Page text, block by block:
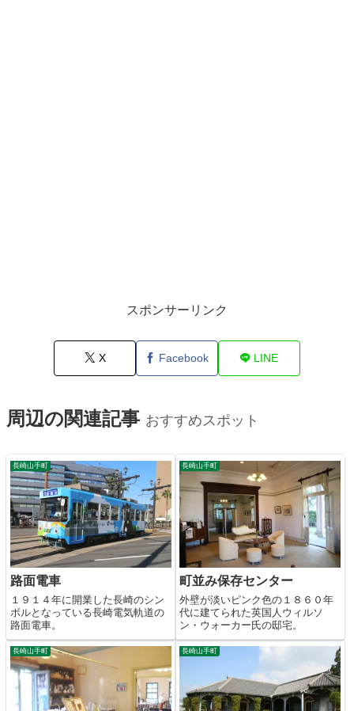
スポンサーリンク
X Facebook LINE
周辺の関連記事 おすすめスポット
長崎山手町
路面電車
１９１４年に開業した長崎のシン
ボルとなっている長崎電気軌道の
路面電車。
長崎山手町
町並み保存センター
外壁が淡いピンク色の１８６０年
代に建てられた英国人ウィルソ
ン・ウォーカー氏の邸宅。
長崎山手町 長崎山手町